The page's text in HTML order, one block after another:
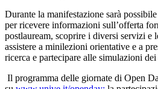
Durante la manifestazione sarà
per ricevere informazioni sull’offerta
postlauream, scoprire i diversi servizi e
assistere a minilezioni orientative e a
ricerca e partecipare alle simulazioni dei
Il programma delle giornate di Open